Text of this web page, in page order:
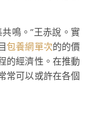
鳴。”王赤說。實
包養網單次的的價
的經濟性。在推動
常可以或許在各個